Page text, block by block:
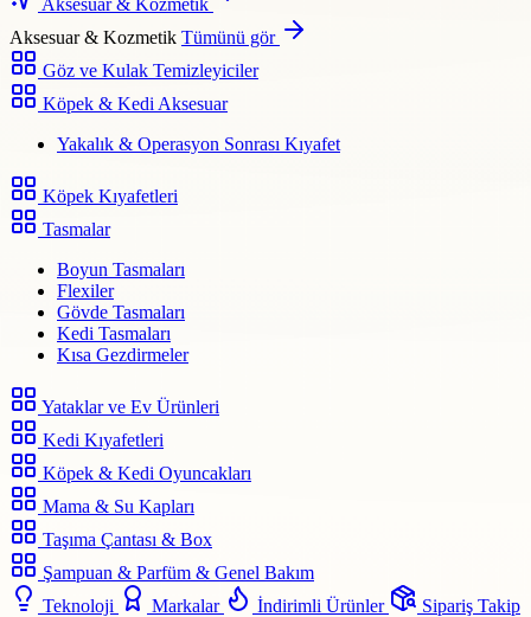
Aksesuar & Kozmetik
Aksesuar & Kozmetik Tümünü gör
Göz ve Kulak Temizleyiciler
Köpek & Kedi Aksesuar
Yakalık & Operasyon Sonrası Kıyafet
Köpek Kıyafetleri
Tasmalar
Boyun Tasmaları
Flexiler
Gövde Tasmaları
Kedi Tasmaları
Kısa Gezdirmeler
Yataklar ve Ev Ürünleri
Kedi Kıyafetleri
Köpek & Kedi Oyuncakları
Mama & Su Kapları
Taşıma Çantası & Box
Şampuan & Parfüm & Genel Bakım
Teknoloji
Markalar İndirimli Ürünler
Sipariş Takip